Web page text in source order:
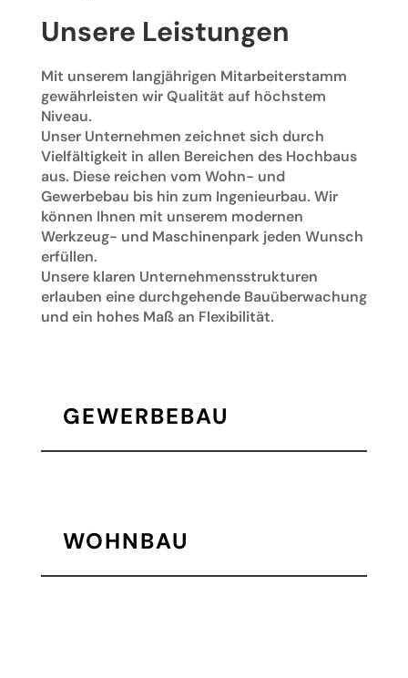
Unsere Leistungen
Mit unserem langjährigen Mitarbeiterstamm
gewährleisten wir Qualität auf höchstem
Niveau.
Unser Unternehmen zeichnet sich durch
Vielfältigkeit in allen Bereichen des Hochbaus
aus. Diese reichen vom Wohn- und
Gewerbebau bis hin zum Ingenieurbau. Wir
können Ihnen mit unserem modernen
Werkzeug- und Maschinenpark jeden Wunsch
erfüllen.
Unsere klaren Unternehmensstrukturen
erlauben eine durchgehende Bauüberwachung
und ein hohes Maß an Flexibilität.
GEWERBEBAU
WOHNBAU